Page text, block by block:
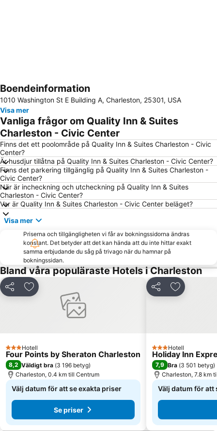
Förstora kartan
Boendeinformation
1010 Washington St E Building A, Charleston, 25301, USA
Visa mer
Vanliga frågor om Quality Inn & Suites
Charleston - Civic Center
Finns det ett poolområde på Quality Inn & Suites Charleston - Civic
Center?
Är husdjur tillåtna på Quality Inn & Suites Charleston - Civic Center?
Finns det parkering tillgänglig på Quality Inn & Suites Charleston -
Civic Center?
När är incheckning och utcheckning på Quality Inn & Suites
Charleston - Civic Center?
Var är Quality Inn & Suites Charleston - Civic Center beläget?
Visa mer
Priserna och tillgängligheten vi får av bokningssidorna ändras
konstant. Det betyder att det kan hända att du inte hittar exakt
samma erbjudande du såg på trivago när du hamnar på
bokningssidan.
Bland våra populäraste Hotels i Charleston
Dela Lägg till i Mina Favoriter
3 Stjärnor
Hotell
Four Points by Sheraton Charleston
8,2 Väldigt bra (3 196 betyg)
Charleston, 0.4 km till Centrum
Välj datum för att se exakta priser
Se priser
Dela Lägg till i
3 Stjärnor
Hotell
Holiday Inn
7,9 Bra (3 501 betyg)
Charleston, 7.8 km
Välj datum för att